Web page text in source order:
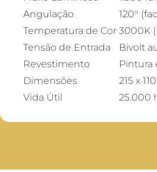
Angulação
120°
Temperatura de Cor 3000K
Tensão de Entrada
Bivolt
Revestimento
Pintura
Dimensões
215 x
Vida Útil
25.000